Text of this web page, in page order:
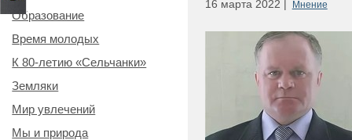
16 марта 2022 | Мнение
Образование
Время молодых
К 80-летию «Сельчанки»
Земляки
Мир увлечений
Мы и природа